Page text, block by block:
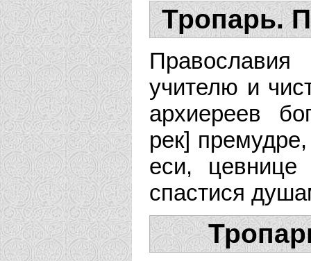
Тропарь.
учителю и
архиереев
рек]
еси,
спастися